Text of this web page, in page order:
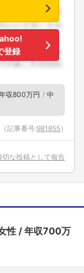
登録
収800万円
中
（記事番号:981855）
切な投稿として報告
性
年収700万